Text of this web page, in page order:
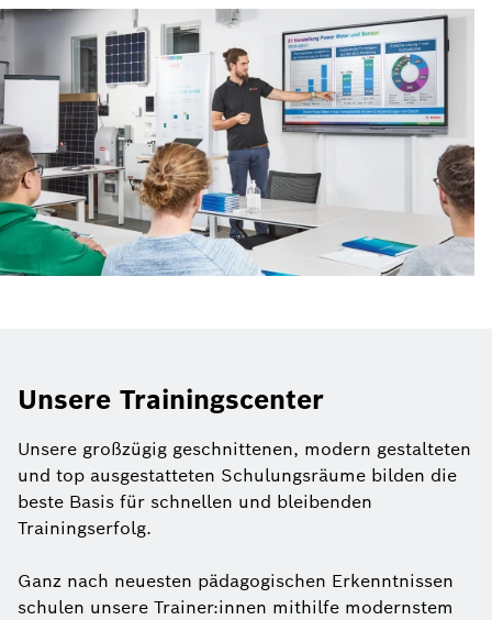
Unsere Trainingscenter
Unsere großzügig geschnittenen, modern gestalteten
und top ausgestatteten Schulungsräume bilden die
beste Basis für schnellen und bleibenden
Trainingserfolg.
Ganz nach neuesten pädagogischen Erkenntnissen
schulen unsere Trainer:innen mithilfe modernstem